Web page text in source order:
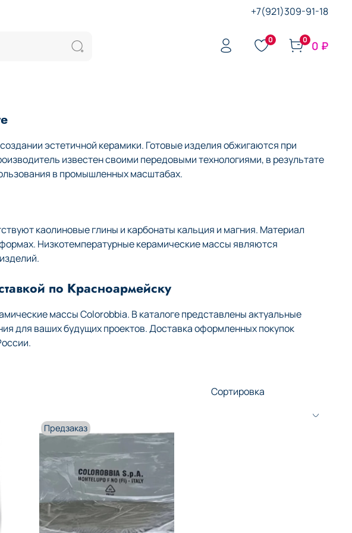
+7(921)309-91-18
0 0 0 ₽
эстетичной керамики. Готовые изделия обжигаются при
известен своими передовыми технологиями, в результате
в промышленных масштабах.
каолиновые глины и карбонаты кальция и магния. Материал
Низкотемпературные керамические массы являются
по Красноармейску
массы Colorobbia. В каталоге представлены актуальные
для ваших будущих проектов. Доставка оформленных покупок
Предзаказ